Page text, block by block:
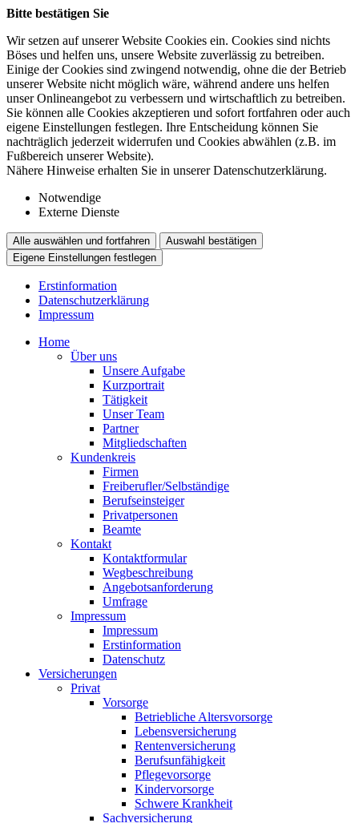
Bitte bestätigen Sie
Wir setzen auf unserer Website Cookies ein. Cookies sind nichts
Böses und helfen uns, unsere Website zuverlässig zu betreiben.
Einige der Cookies sind zwingend notwendig, ohne die der Betrieb
unserer Website nicht möglich wäre, während andere uns helfen
unser Onlineangebot zu verbessern und wirtschaftlich zu betreiben.
Sie können alle Cookies akzeptieren und sofort fortfahren oder auch
eigene Einstellungen festlegen. Ihre Entscheidung können Sie
nachträglich jederzeit widerrufen und Cookies abwählen (z.B. im
Fußbereich unserer Website).
Nähere Hinweise erhalten Sie in unserer Datenschutzerklärung.
Notwendige
Externe Dienste
Alle auswählen und fortfahren
Auswahl bestätigen
Eigene Einstellungen festlegen
Erstinformation
Datenschutzerklärung
Impressum
Home
Über uns
Unsere Aufgabe
Kurzportrait
Tätigkeit
Unser Team
Partner
Mitgliedschaften
Kundenkreis
Firmen
Freiberufler/Selbständige
Berufseinsteiger
Privatpersonen
Beamte
Kontakt
Kontaktformular
Wegbeschreibung
Angebotsanforderung
Umfrage
Impressum
Impressum
Erstinformation
Datenschutz
Versicherungen
Privat
Vorsorge
Betriebliche Altersvorsorge
Lebensversicherung
Rentenversicherung
Berufsunfähigkeit
Pflegevorsorge
Kindervorsorge
Schwere Krankheit
Sachversicherung